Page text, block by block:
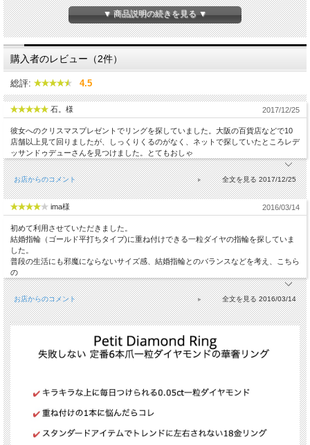
モチーフ厚み
約1.82ミリ
リング高さ(厚み)
リング幅
約1.1ミリ
Diamond
1Pc(約2.35ミリ×1)
カラット数
約0.05ct
送料について詳しくはこちら(PC版)
▼ 商品説明の続きを見る ▼
購入者のレビュー（2件）
総評: 4.5
石。様 2017/12/25
彼女へのクリスマスプレゼントでリングを探していました。大阪の百貨店などで10
店舗以上見て回りましたが、しっくりくるのがなく、ネットで探していたところレデ
ッサンドゥデューさんを見つけました。とてもおしゃ
お店からのコメント 2017/12/25
ima様 2016/03/14
初めて利用させていただきました。
結婚指輪（ゴールド平打ちタイプ)に重ね付けできる一粒ダイヤの指輪を探していま
した。
普段の生活にも邪魔にならないサイズ感、結婚指輪とのバランスなどを考え、こちら
の
お店からのコメント 2016/03/14